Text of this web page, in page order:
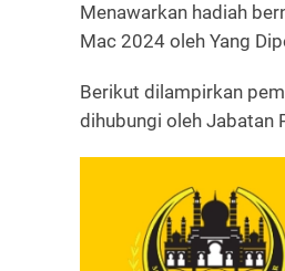
Menawarkan hadiah
Mac 2024 oleh Yang
Berikut dilampirkan
dihubungi oleh Jabatan